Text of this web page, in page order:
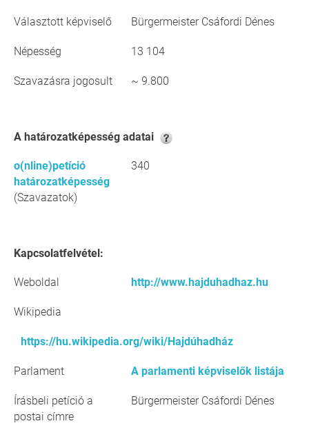
Választott képviselő Bürgermeister Csáfordi Dénes
Népesség 13 104
Szavazásra jogosult ~ 9.800
A határozatképesség adatai
o(nline)petíció
határozatképesség
(Szavazatok)
340
Kapcsolatfelvétel:
Weboldal http://www.hajduhadhaz.hu
Wikipedia
https://hu.wikipedia.org/wiki/Hajdúhadház
Parlament A parlamenti képviselők listája
Írásbeli petíció a
postai címre
Bürgermeister Csáfordi Dénes